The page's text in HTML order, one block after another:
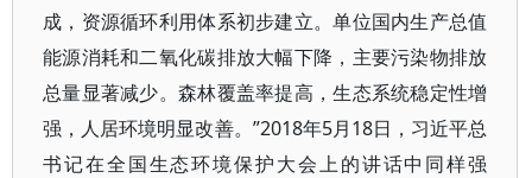
成，资源循环利用体系初步建立。单位国内生产总值
能源消耗和二氧化碳排放大幅下降，主要污染物排放
总量显著减少。森林覆盖率提高，生态系统稳定性增
强，人居环境明显改善。”2018年5月18日，习近平总
书记在全国生态环境保护大会上的讲话中同样强